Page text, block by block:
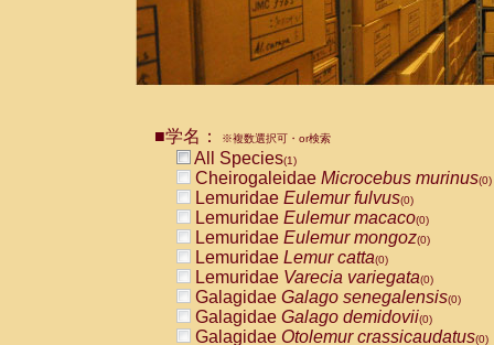
■学名： ※複数選択可・or検索
All Species(1)
Cheirogaleidae Microcebus murinus(0)
Lemuridae Eulemur fulvus(0)
Lemuridae Eulemur macaco(0)
Lemuridae Eulemur mongoz(0)
Lemuridae Lemur catta(0)
Lemuridae Varecia variegata(0)
Galagidae Galago senegalensis(0)
Galagidae Galago demidovii(0)
Galagidae Otolemur crassicaudatus(0)